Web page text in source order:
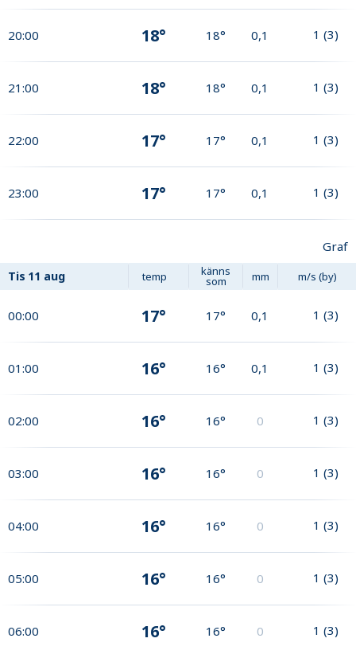
20:00 18° 18° 0,1 1 (3)
21:00 18° 18° 0,1 1 (3)
22:00 17° 17° 0,1 1 (3)
23:00 17° 17° 0,1 1 (3)
Graf
Tis 11 aug temp känns
som mm m/s (by)
00:00 17° 17° 0,1 1 (3)
01:00 16° 16° 0,1 1 (3)
02:00 16° 16° 0 1 (3)
03:00 16° 16° 0 1 (3)
04:00 16° 16° 0 1 (3)
05:00 16° 16° 0 1 (3)
06:00 16° 16° 0 1 (3)